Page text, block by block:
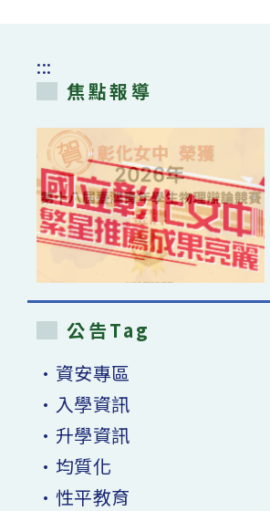
:::
焦點報導
公告Tag
•資安專區
•入學資訊
•升學資訊
•均質化
•性平教育